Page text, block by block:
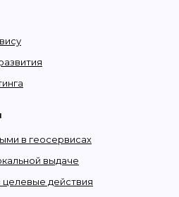
в геосервисах
выдаче
целевые действия